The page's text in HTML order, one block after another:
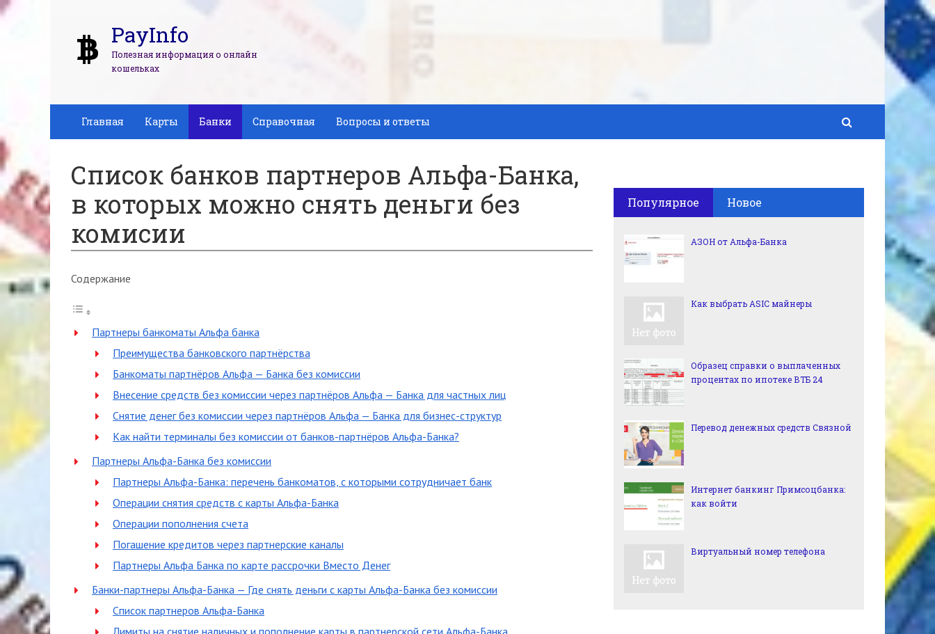
PayInfo
Полезная информация о онлайн
кошельках
Главная Карты Банки Справочная Вопросы и ответы
Список банков партнеров Альфа-Банка,
в которых можно снять деньги без
комисии
Содержание
Партнеры банкоматы Альфа банка
Преимущества банковского партнёрства
Банкоматы партнёров Альфа — Банка без комиссии
Внесение средств без комиссии через партнёров Альфа — Банка для частных лиц
Снятие денег без комиссии через партнёров Альфа — Банка для бизнес-структур
Как найти терминалы без комиссии от банков-партнёров Альфа-Банка?
Партнеры Альфа-Банка без комиссии
Партнеры Альфа-Банка: перечень банкоматов, с которыми сотрудничает банк
Операции снятия средств с карты Альфа-Банка
Операции пополнения счета
Погашение кредитов через партнерские каналы
Партнеры Альфа Банка по карте рассрочки Вместо Денег
Банки-партнеры Альфа-Банка — Где снять деньги с карты Альфа-Банка без комиссии
Список партнеров Альфа-Банка
Лимиты на снятие наличных и пополнение карты в партнерской сети Альфа-Банка
Популярное Новое
АЗОН от Альфа-Банка
Как выбрать ASIC майнеры
Образец справки о выплаченных
процентах по ипотеке ВТБ 24
Перевод денежных средств Связной
Интернет банкинг Примсоцбанка:
как войти
Виртуальный номер телефона